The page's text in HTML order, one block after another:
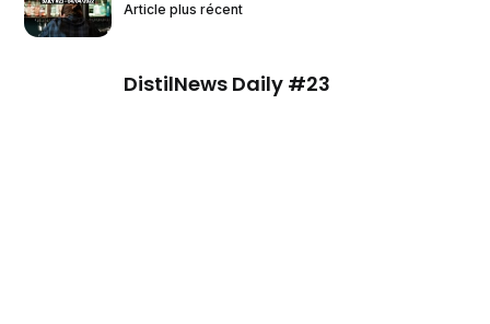
Article plus récent
DistilNews Daily #23